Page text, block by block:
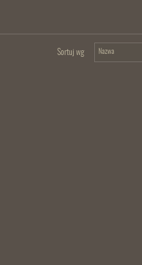
Sortuj wg